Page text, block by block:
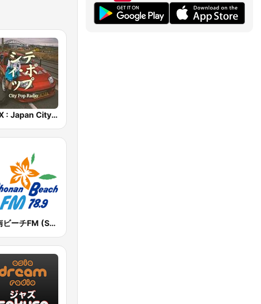
BOX : Japan City Pop -日本のシティポップ
湘南ビーチFM (Shonan Beach FM)